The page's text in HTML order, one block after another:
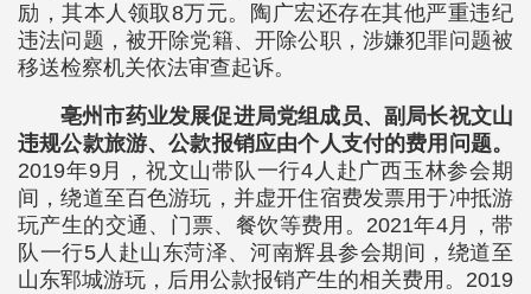
励，其本人领取8万元。陶广宏还存在其他严重违纪
违法问题，被开除党籍、开除公职，涉嫌犯罪问题被
移送检察机关依法审查起诉。
亳州市药业发展促进局党组成员、副局长祝文山
违规公款旅游、公款报销应由个人支付的费用问题。
2019年9月，祝文山带队一行4人赴广西玉林参会期
间，绕道至百色游玩，并虚开住宿费发票用于冲抵游
玩产生的交通、门票、餐饮等费用。2021年4月，带
队一行5人赴山东菏泽、河南辉县参会期间，绕道至
山东郓城游玩，后用公款报销产生的相关费用。2019